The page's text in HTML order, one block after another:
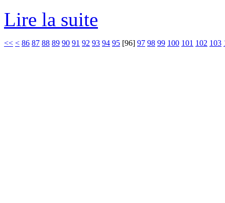
Lire la suite
<< < 86 87 88 89 90 91 92 93 94 95 [96] 97 98 99 100 101 102 103